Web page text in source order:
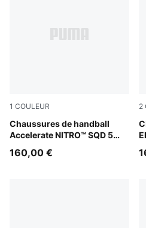
1 COULEUR
Chaussures de handball
Accelerate NITRO™ SQD 5
PUMA White-Bright Aqua-
160,00 €
2